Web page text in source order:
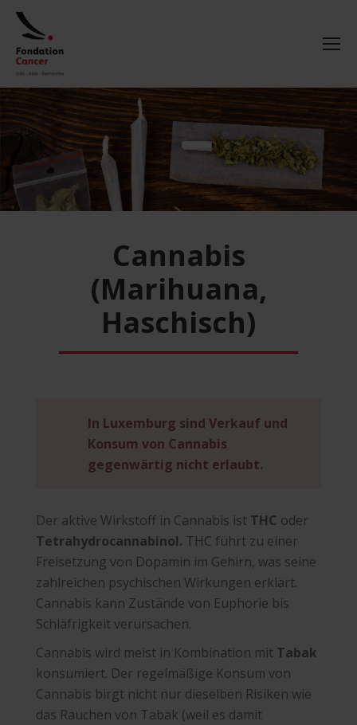
Cannabis
(Marihuana,
Haschisch)
In Luxemburg sind Verkauf und
Konsum von Cannabis
gegenwärtig nicht erlaubt.
Der aktive Wirkstoff in Cannabis ist THC oder
Tetrahydrocannabinol. THC führt zu einer
Freisetzung von Dopamin im Gehirn, was seine
zahlreichen psychischen Wirkungen erklärt.
Cannabis kann Zustände von Euphorie bis
Schläfrigkeit verursachen.
Cannabis wird meist in Kombination mit Tabak
konsumiert. Der regelmäßige Konsum von
Cannabis birgt nicht nur dieselben Risiken wie
das Rauchen von Tabak (weil es damit